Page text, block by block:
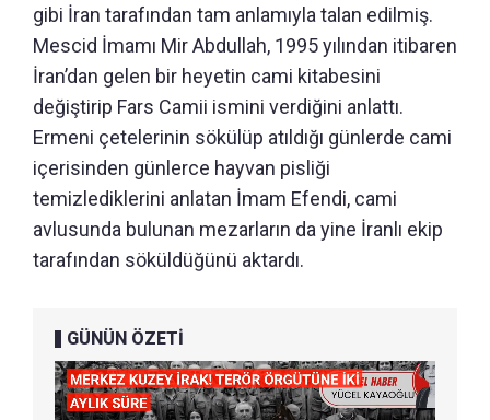
gibi İran tarafından tam anlamıyla talan edilmiş.
Mescid İmamı Mir Abdullah, 1995 yılından itibaren
İran’dan gelen bir heyetin cami kitabesini
değiştirip Fars Camii ismini verdiğini anlattı.
Ermeni çetelerinin sökülüp atıldığı günlerde cami
içerisinden günlerce hayvan pisliği
temizlediklerini anlatan İmam Efendi, cami
avlusunda bulunan mezarların da yine İranlı ekip
tarafından söküldüğünü aktardı.
GÜNÜN ÖZETİ